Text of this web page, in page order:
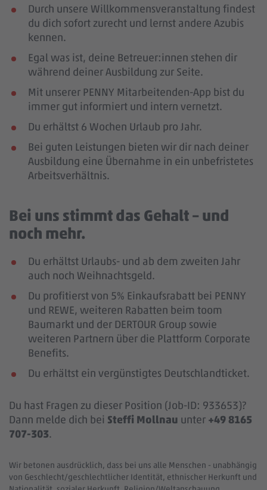
Durch unsere Willkommensveranstaltung findest
du dich sofort zurecht und lernst andere Azubis
kennen.
Egal was ist, deine Betreuer:innen stehen dir
während deiner Ausbildung zur Seite.
Mit unserer PENNY Mitarbeitenden-App bist du
immer gut informiert und intern vernetzt.
Du erhältst 6 Wochen Urlaub pro Jahr.
Bei guten Leistungen bieten wir dir nach deiner
Ausbildung eine Übernahme in ein unbefristetes
Arbeitsverhältnis.
Bei uns stimmt das Gehalt – und
noch mehr.
Du erhältst Urlaubs- und ab dem zweiten Jahr
auch noch Weihnachtsgeld.
Du profitierst von 5% Einkaufsrabatt bei PENNY
und REWE, weiteren Rabatten beim toom
Baumarkt und der DERTOUR Group sowie
weiteren Partnern über die Plattform Corporate
Benefits.
Du erhältst ein vergünstigtes Deutschlandticket.
Du hast Fragen zu dieser Position (Job-ID: 933653)?
Dann melde dich bei Steffi Mollnau unter +49 8165
707-303.
Wir betonen ausdrücklich, dass bei uns alle Menschen - unabhängig
von Geschlecht/geschlechtlicher Identität, ethnischer Herkunft und